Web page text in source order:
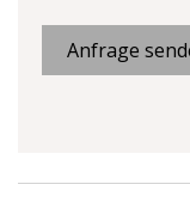
Anfrage